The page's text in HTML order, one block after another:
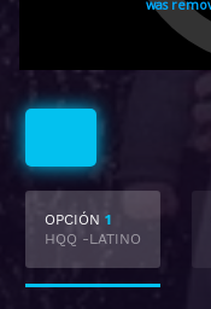
OPCIÓN 1
HQQ -LATINO